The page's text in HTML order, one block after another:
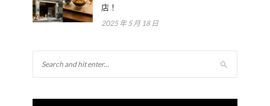
店！
2025 年 5 月 18 日